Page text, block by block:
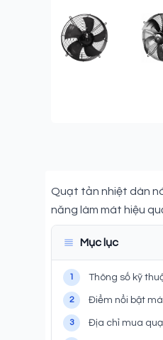
FEATURED IMAGE
Description
Quạt tản nhiệt dàn
năng làm mát hiệu
Mục lục
1 Thông số kỹ
2 Điểm nổi bật
3 Địa chỉ mua